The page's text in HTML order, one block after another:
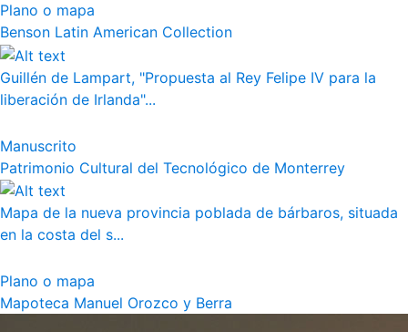
Plano o mapa
Benson Latin American Collection
Guillén de Lampart, "Propuesta al Rey Felipe IV para la
liberación de Irlanda"...
Manuscrito
Patrimonio Cultural del Tecnológico de Monterrey
Mapa de la nueva provincia poblada de bárbaros, situada
en la costa del s...
Plano o mapa
Mapoteca Manuel Orozco y Berra